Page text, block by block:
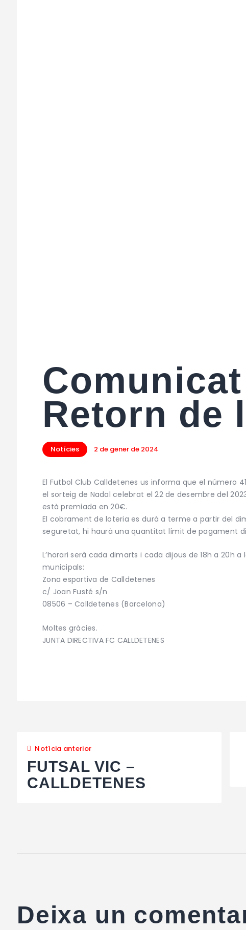
Retorn de
Notícies 2 de gener de 2024
El Futbol Club Calldetenes us informa que el número
el sorteig de Nadal celebrat el 22 de desembre del
està premiada en 20€.
El cobrament de loteria es durà a terme a partir del
seguretat, hi haurà una quantitat límit de pagament
L’horari serà cada dimarts i cada dijous de 18h a 20h
municipals:
Zona esportiva de Calldetenes
c/ Joan Fusté s/n
08506 – Calldetenes (Barcelona)
Moltes gràcies.
JUNTA DIRECTIVA FC CALLDETENES
Notícia anterior
FUTSAL VIC –
CALLDETENES
Deixa un